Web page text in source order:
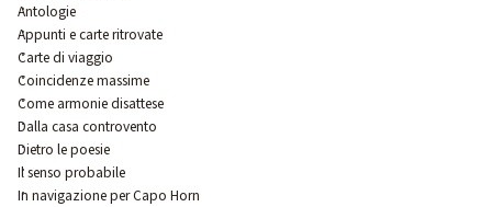
Antologie
Appunti e carte ritrovate
Carte di viaggio
Coincidenze massime
Come armonie disattese
Dalla casa controvento
Dietro le poesie
Il senso probabile
In navigazione per Capo Horn